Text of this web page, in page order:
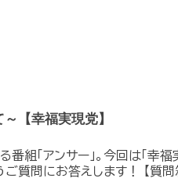
【幸福実現党】
組「アンサー」。今回は「幸
質問にお答えします！ 【質問